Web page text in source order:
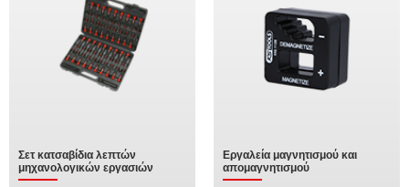
Σετ κατσαβίδια λεπτών
μηχανολογικών εργασιών
Εργαλεία μαγνητισμού και
απομαγνητισμού